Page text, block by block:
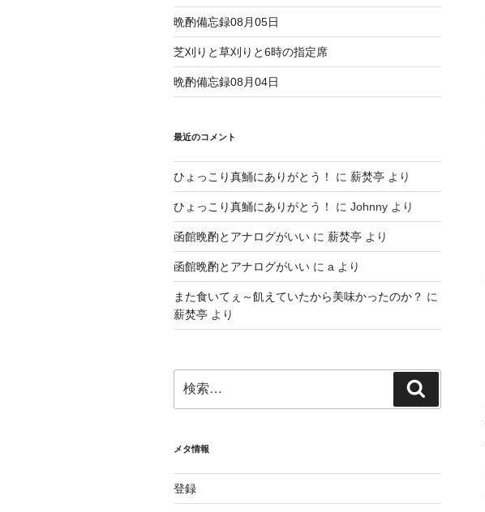
晩酌備忘録08月05日
芝刈りと草刈りと6時の指定席
晩酌備忘録08月04日
最近のコメント
ひょっこり真鯒にありがとう！ に 薪焚亭 より
ひょっこり真鯒にありがとう！ に Johnny より
函館晩酌とアナログがいい に 薪焚亭 より
函館晩酌とアナログがいい に a より
また食いてぇ～飢えていたから美味かったのか？ に
薪焚亭 より
索:
索
メタ情報
登録